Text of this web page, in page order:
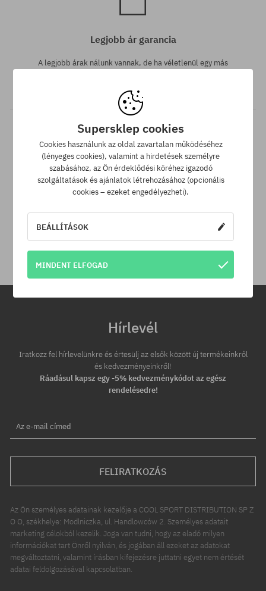
Legjobb ár garancia
A legjobb árak nálunk vannak, de ha véletlenül egy más
A termék visszaküldésére a csomag kézhezvételétől számítva
30 napod van.
Hírlevél
Iratkozz fel hírlevelünkre és értesülj az elsők között új termékeinkről
és kedvezményeinkről!
Ráadásul kapsz egy -5% kedvezménykódot az egész
rendelésedre!
Az e-mail címed
FELIRATKOZÁS
Az Ön személyes adatainak kezelője a COOL SPORT DISTRIBUTION SP Z
O O, székhelye: Modlniczka, ul. Handlowców 2. Személyes adatait
marketing célokból kezelik. Joga van tudni, hogy az eladó milyen
információkat tart Önről nyilván, és jogában áll ezeket az adatokat
megváltoztatni, valamint írásban kifejezésre juttatni egyet nem értését
adatai feldolgozásával kapcsolatban.
Supersklep cookies
Cookies használunk az oldal zavartalan működéséhez
(lényeges cookies), valamint a hirdetések személyre
szabásához, az Ön érdeklődési köréhez igazodó
szolgáltatások és ajánlatok létrehozásához (opcionális
cookies – ezeket engedélyezheti).
BEÁLLÍTÁSOK
MINDENT ELFOGAD